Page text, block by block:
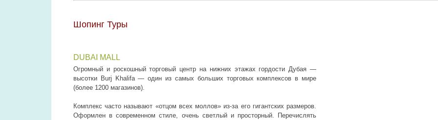
Шопинг Туры
DUBAI MALL
Огромный и роскошный торговый центр на нижних этажах гордости Дубая —
высотки Burj Khalifa — один из самых больших торговых комплексов в мире
(более 1200 магазинов).
Комплекс часто называют «отцом всех моллов» из-за его гигантских размеров.
Оформлен в современном стиле, очень светлый и просторный. Перечислять